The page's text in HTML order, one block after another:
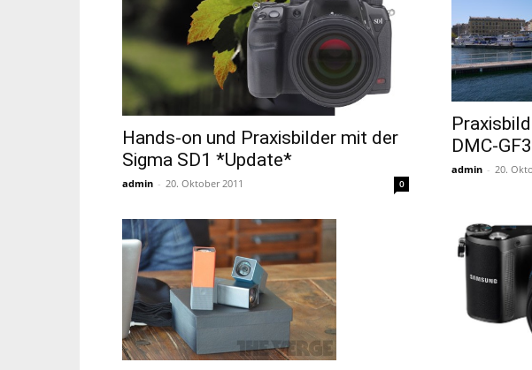
Hands-on und Praxisbilder mit der
Sigma SD1 *Update*
admin - 20. Oktober 2011 0
DMC-GF3
admin - 20.